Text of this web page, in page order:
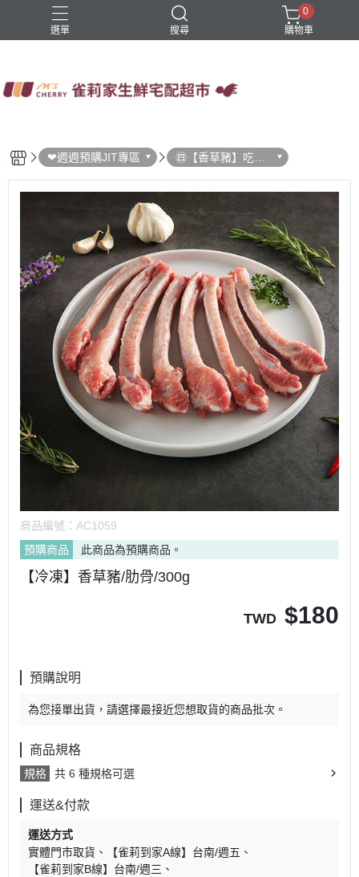
選單 搜尋
0
購物車
❤週週預購JIT專區
㊃【香草豬】吃歐
式香草的香甜豬
商品編號： AC1059
預購商品
此商品為預購商品。
【冷凍】香草豬/肋骨/300g
TWD $180
預購說明
為您接單出貨，請選擇最接近您想取貨的商品批次。
商品規格
規格 共 6 種規格可選
運送&付款
運送方式
實體門市取貨
【雀莉到家A線】台南/週五
【雀莉到家B線】台南/週三